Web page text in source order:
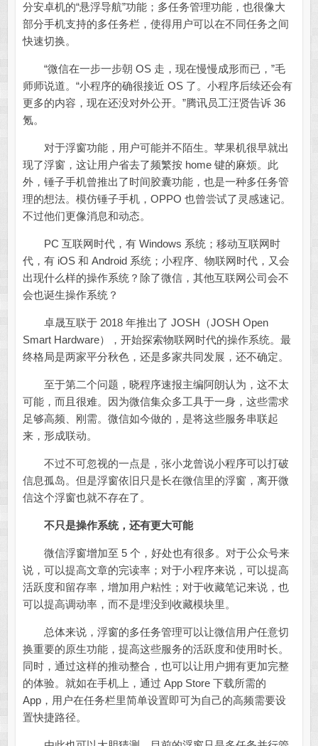
分安卓机的“悬浮导航”功能；多任务管理功能，也很像大
部分手机支持的多任务栏，使得用户可以在不同任务之间
快速切换。
“微信在一步一步朝 OS 走，现在慢慢成形而已，”毛
师师说道。“小程序的确很接近 OS 了。小程序后续还会有
更多的内容，现在还没对外公开。”腾讯员工汪贤告诉 36
氪。
对于浮窗功能，用户可能并不陌生。苹果机很早就出
现了浮窗，这让用户省去了频繁按 home 键的麻烦。此
外，锤子手机曾推出了时间胶囊功能，也是一种多任务管
理的想法。模仿锤子手机，OPPO 也曾尝试了灵感速记。
不过他们更像消息和动态。
PC 互联网时代，有 Windows 系统；移动互联网时
代，有 iOS 和 Android 系统；小程序、物联网时代，又会
出现什么样的操作系统？除了微信，其他互联网公司会不
会也诞生操作系统？
卓晟互联于 2018 年推出了 JOSH（JOSH Open
Smart Hardware），开始探索物联网时代的操作系统。最
终格局是两家平分秋色，还是多家共同发展，还不确定。
至于第二个问题，晓程序速报主编阿朗认为，这不太
可能，而且很难。因为微信集众多工具于一身，这些需求
足够高频、刚需。微信如今做的，是将这些服务串联起
来，形成联动。
不过不可忽视的一点是，张小龙曾说小程序可以打破
信息孤岛。但是浮窗依旧只是长在微信里的浮窗，离开微
信这个浮窗也就不存在了。
不只是操作系统，还有更大可能
微信浮窗增加至 5 个，好处也有很多。对于公众号来
说，可以提高文章的完读率；对于小程序来说，可以提高
活跃度和留存率，增加用户粘性；对于收藏笔记来说，也
可以提高调动率，而不是埋没到收藏模块里。
总体来说，浮窗的多任务管理可以让微信用户任意切
换重要的原生功能，提高这些服务的活跃度和使用时长。
同时，通过这样的推动整合，也可以让用户拥有更加完整
的体验。就如在手机上，通过 App Store 下载所需的
App，用户在任务栏里简单设置即可为自己的高频需要设
置快捷路径。